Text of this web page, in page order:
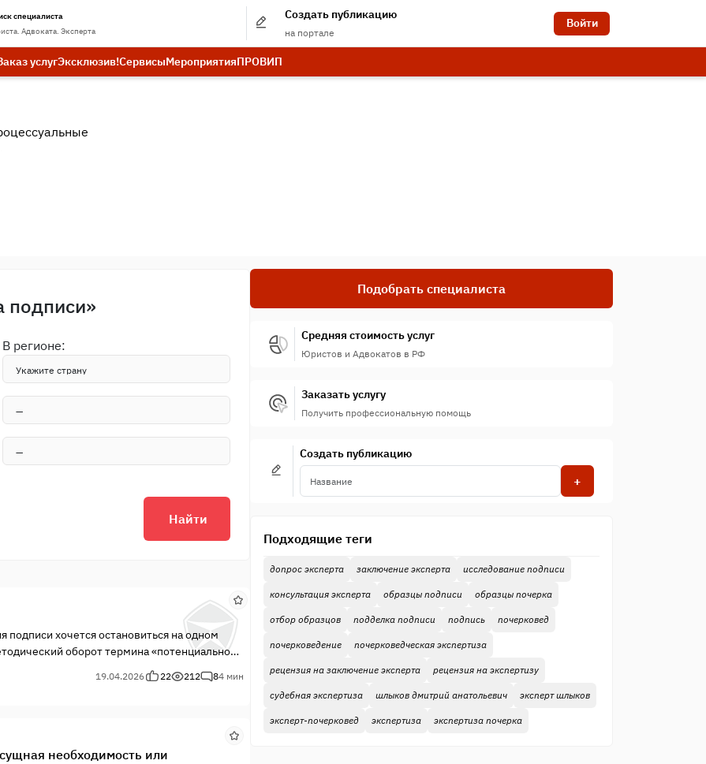
специалиста
Адвоката. Эксперта
Создать публикацию
на портале
Войти
услугЭксклюзив!СервисыМероприятияПРОВИП
подписи»
В регионе:
Найти
хочется остановиться на одном
оборот термина «потенциально
в методической литературе алгоритмом
19.04.2026 22 212 84 мин
необходимость или
Подобрать специалиста
Средняя стоимость услуг
Юристов и Адвокатов в РФ
Заказать услугу
Получить профессиональную помощь
Создать публикацию
+
Подходящие теги
допрос эксперта заключение эксперта исследование подписи
консультация эксперта образцы подписи образцы почерка
отбор образцов подделка подписи подпись почерковед
почерковедение почерковедческая экспертиза
рецензия на заключение эксперта рецензия на экспертизу
судебная экспертиза шлыков дмитрий анатольевич эксперт шлыков
эксперт-почерковед экспертиза экспертиза почерка